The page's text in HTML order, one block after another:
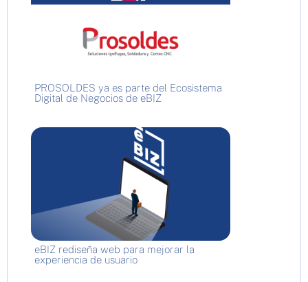
PROSOLDES ya es parte del Ecosistema
Digital de Negocios de eBIZ
eBIZ rediseña web para mejorar la
experiencia de usuario